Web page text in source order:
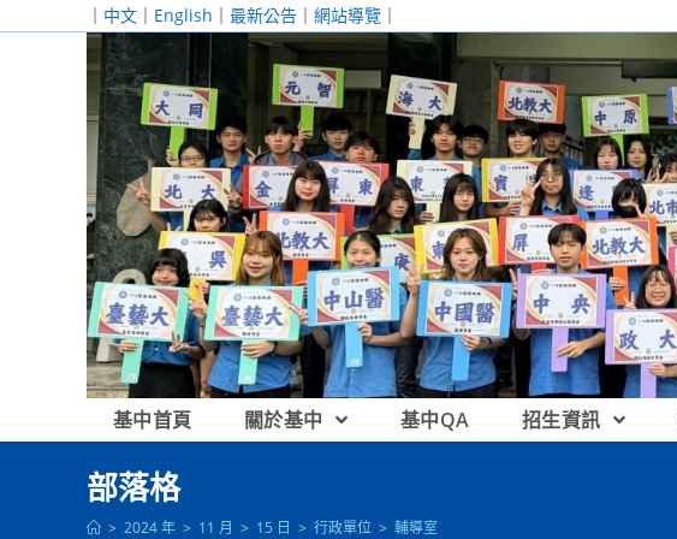
｜ 中文 ｜ English ｜ 最新公告 ｜ 網站導覽 ｜
基中首頁 關於基中 基中QA 招生資訊
部落格
> 2024 年 > 11 月 > 15 日 > 行政單位 > 輔導室